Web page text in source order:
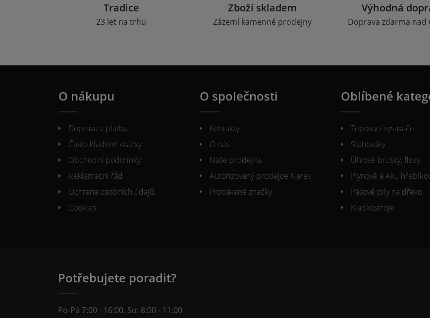
Tradice
23 let na trhu
Zboží skladem
Zázemí kamenné prodejny
Výhodná
Doprava zdarma nad
O nákupu
Doprava a platba
Často kladené otázky
Obchodní podmínky
Reklamacni řád
Ochrana osobních údajů
Cookies
O společnosti
Kontakty
O nás
Naše prodejna
Autorizovaný prodejce Narex
Prodávané značky
Oblíbené
Tepovací vysavače
Stahováky
Úhlové brusky, flexy
Plynové a Aku
Pásové pily na dřevo
Kladkostroje
Potřebujete poradit?
Po-Pá 7:00 - 16:00, So: 8:00 - 11:00